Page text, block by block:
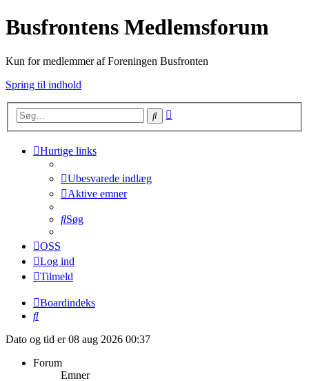
Busfrontens Medlemsforum
Kun for medlemmer af Foreningen Busfronten
Spring til indhold
Søg
Hurtige links
Ubesvarede indlæg
Aktive emner
Søg
OSS
Log ind
Tilmeld
Boardindeks
Søg
Dato og tid er 08 aug 2026 00:37
Forum
Emner